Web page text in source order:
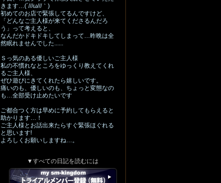
きます…(´///ω///｀)
初めてのお店で緊張してるんですけど、
「どんなご主人様が来てくださるんだろ
う」って考えると、
なんだかドキドキしてしまって…昨晩は全
然眠れませんでした......
Ｓっ気のある優しいご主人様
私の不慣れなところをゆっくり教えてくれ
るご主人様、
ぜひ遊びにきてくれたら嬉しいです。
痛いのも、優しいのも、ちょっと変態なの
も…全部受け止めたいです
ご都合つく方は早めに予約してもらえると
助かります…！
ご主人様とお話出来たらすぐ緊張ほぐれる
と思います!
よろしくお願いしますね…。
▼すべての日記を読むには